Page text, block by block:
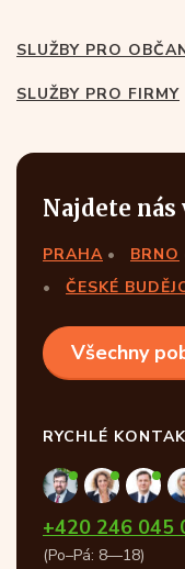
SLUŽBY PRO
SLUŽBY PRO FIRMY
Najdete nás
PRAHA BRNO
ČESKÉ
Všechny
RYCHLÉ
+420 246 045
(Po–Pá: 8—18)